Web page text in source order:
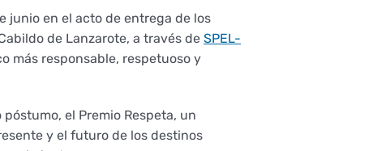
junio en el acto de entrega de los
de Lanzarote, a través de SPEL-
más responsable, respetuoso y
el Premio Respeta, un
y el futuro de los destinos